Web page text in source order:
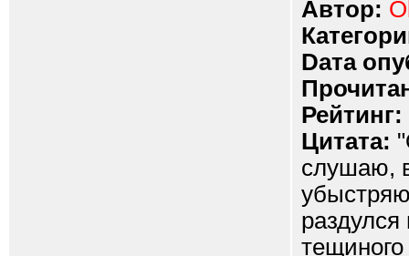
Автор:
Dата
Рейтинг:
Цитата:
слушаю,